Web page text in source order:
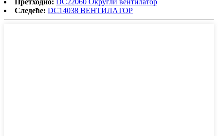
Претходно: DC22060 Округли вентилатор
Следеће: DC14038 ВЕНТИЛАТОР